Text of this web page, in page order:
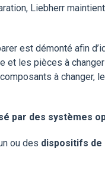
Liebherr
est démonté afin
et les pièces à
à changer,
par des systèmes
ou des dispositifs de